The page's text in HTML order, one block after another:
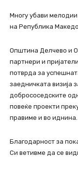
Многу убави
на Република
Општина Делчево и
партнери и
потврда за
заедничката визија
добрососедските
повеќе проекти
правиме и во иднина.
Благодарност за
Си ветивме да се